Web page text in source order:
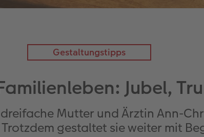
Gestaltungstipps
Jubel,
Mutter und Ärztin Ann-
gestaltet sie weiter mit